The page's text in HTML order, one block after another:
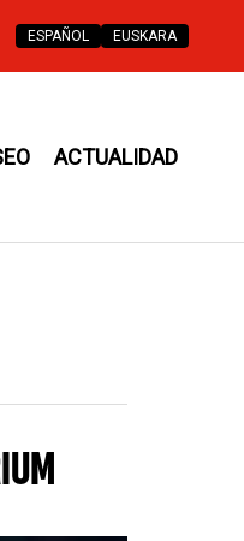
ESPAÑOL EUSKARA
ACTUALIDAD